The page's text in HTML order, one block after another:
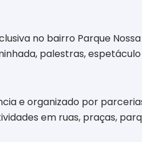
no bairro Parque
palestras,
e organizado por
em ruas, praças,